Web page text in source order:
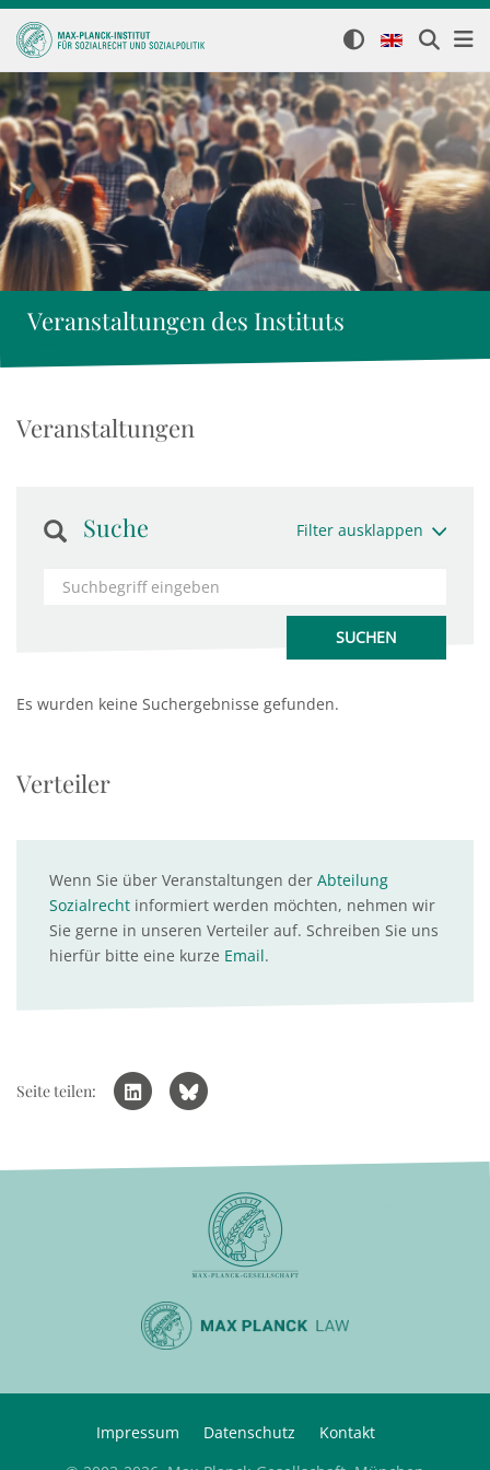
Veranstaltungen des Instituts
Veranstaltungen
Suche Filter ausklappen
Es wurden keine Suchergebnisse gefunden.
Verteiler
Wenn Sie über Veranstaltungen der Abteilung
Sozialrecht informiert werden möchten, nehmen wir
Sie gerne in unseren Verteiler auf. Schreiben Sie uns
hierfür bitte eine kurze Email.
Seite teilen:
Impressum Datenschutz
Kontakt